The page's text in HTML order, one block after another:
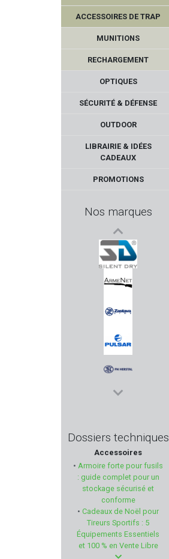
ACCESSOIRES DE TRAP
MUNITIONS
RECHARGEMENT
OPTIQUES
SÉCURITÉ & DÉFENSE
OUTDOOR
LIBRAIRIE & IDÉES
CADEAUX
PROMOTIONS
Nos marques
ANSMANN
SILENT DRY
ARMENET
ZASTAVA
PULSAR
FN HERSTAL
PUMA-TEC
CANIHUNT
RITON
KING COBRA
Dossiers techniques
Accessoires
• Armoire forte pour fusils
: guide complet pour un
stockage sécurisé et
conforme
• Cadeaux de Noël pour
Tireurs Sportifs : 5
Équipements Essentiels
et 100 % en Vente Libre